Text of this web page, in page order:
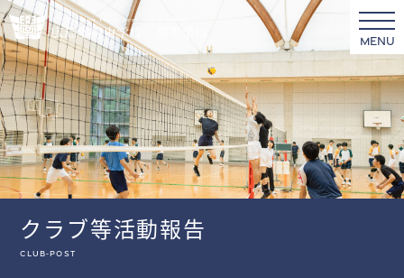
MENU
クラブ等活動報告
club-post